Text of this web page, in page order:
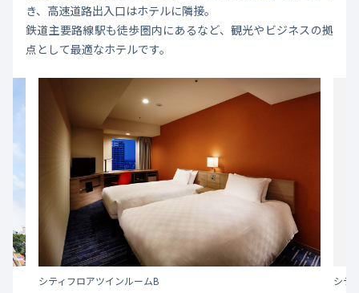
き、高速道路出入口はホテルに隣接。
鉄道主要路線駅も徒歩圏内にあるなど、観光やビジネスの拠
点として最適なホテルです。
シティフロアツインルームB シテ